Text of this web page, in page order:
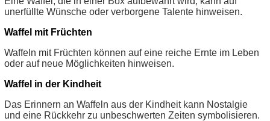
unerfüllte Wünsche oder verborgene Talente hinweisen.
Waffel mit Früchten
Waffeln mit Früchten können auf eine reiche Ernte im Leben
oder auf neue Möglichkeiten hinweisen.
Waffel in der Kindheit
Das Erinnern an Waffeln aus der Kindheit kann Nostalgie
und eine Rückkehr zu unbeschwerten Zeiten symbolisieren.